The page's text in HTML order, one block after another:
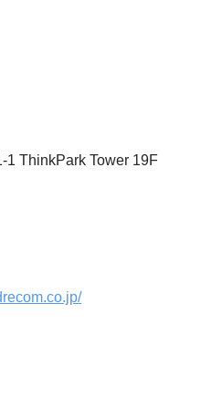
1 ThinkPark Tower 19F